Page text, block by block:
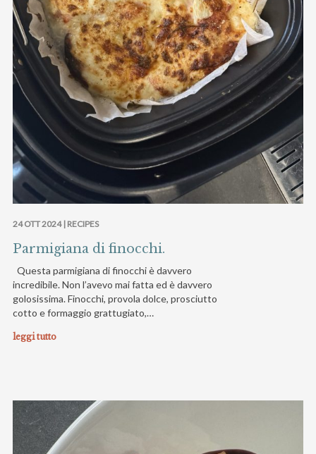
24 OTT 2024 | RECIPES
Parmigiana di finocchi.
Questa parmigiana di finocchi è davvero
incredibile. Non l’avevo mai fatta ed è davvero
golosissima. Finocchi, provola dolce, prosciutto
cotto e formaggio grattugiato,…
leggi tutto